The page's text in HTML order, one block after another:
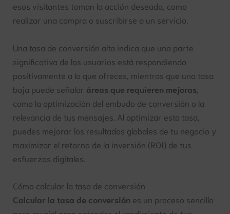
esos visitantes toman la acción deseada, como
realizar una compra o suscribirse a un servicio.
Una tasa de conversión alta indica que una parte
significativa de los usuarios está respondiendo
positivamente a lo que ofreces, mientras que una tasa
baja puede señalar áreas que requieren mejoras
como la optimización del embudo de conversión o la
relevancia de tus mensajes. Al optimizar esta tasa,
puedes mejorar los resultados globales de tu negocio y
maximizar el retorno de la inversión (ROI) de tus
esfuerzos digitales.
Cómo calcular la tasa de conversión
Calcular la tasa de conversión es un proceso sencillo